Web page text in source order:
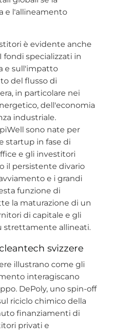
e l'allineamento
è evidente anche
fondi specializzati in
e sull'impatto
del flusso di
in particolare nei
dell'economia
industriale.
sono nate per
startup in fase di
e gli investitori
il persistente divario
e i grandi
funzione di
la maturazione di un
di capitale e gli
strettamente allineati.
svizzere
illustrano come gli
interagiscano
DePoly, uno spin-off
riciclo chimico della
finanziamenti di
privati e